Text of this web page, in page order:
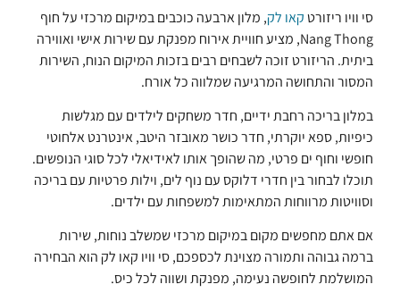
סי וויו ריזורטקאו לק, מלון ארבעה כוכבים במיקום מרכזי על חוף
Nang Thong, מציע חוויית אירוח מפנקת עם שירות אישי ואווירה
ביתית. הריזורט זוכה לשבחים רבים בזכות המיקום הנוח, השירות
המסור והתחושה המרגיעה שמלווה כל אורח.
במלון בריכה רחבת ידיים, חדר משחקים לילדים עם מגלשות
כיפיות, ספא יוקרתי, חדר כושר מאובזר היטב, אינטרנט אלחוטי
חופשי וחוף ים פרטי, מה שהופך אותו לאידיאלי לכל סוגי הנופשים.
תוכלו לבחור בין חדרי דלוקס עם נוף לים, וילות פרטיות עם בריכה
וסוויטות מרווחות המתאימות למשפחות עם ילדים.
אם אתם מחפשים מקום במיקום מרכזי שמשלב נוחות, שירות
ברמה גבוהה ותמורה מצוינת לכספכם, סי וויו קאו לק הוא הבחירה
המושלמת לחופשה נעימה, מפנקת ושווה לכל כיס.